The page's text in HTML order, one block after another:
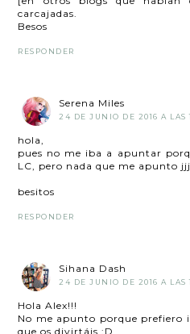
carcajadas.
Besos
RESPONDER
Serena Miles
24 DE JUNIO DE 2016 A LAS
hola,
pues no me iba a apuntar
LC, pero nada que me apunto jjj
besitos
RESPONDER
Sihana Dash
24 DE JUNIO DE 2016 A LAS
Hola Alex!!!
No me apunto porque prefiero
que os divirtáis :D